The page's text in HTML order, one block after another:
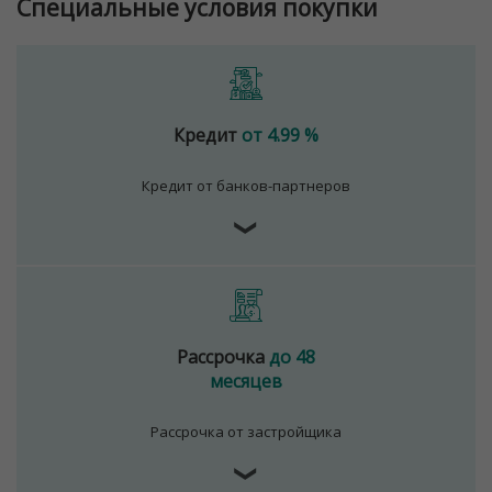
№02240/129 от 06.09.06г.
Специальные условия покупки
Кредит от 4.99 %
Кредит от банков-партнеров
❯
Рассрочкадо 48
месяцев
Рассрочка от застройщика
❯